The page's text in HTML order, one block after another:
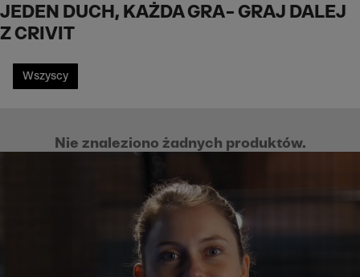
JEDEN DUCH, KAŻDA GRA – GRAJ DALEJ
Z CRIVIT
Wszyscy
Nie znaleziono żadnych produktów.